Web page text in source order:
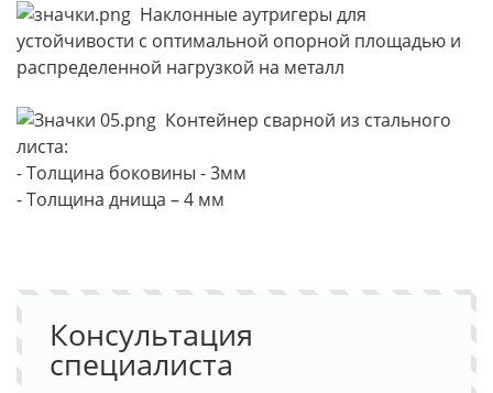
Наклонные аутригеры для
устойчивости с оптимальной опорной площадью и
распределенной нагрузкой на металл
Контейнер сварной из стального
листа:
- Толщина боковины - 3мм
- Толщина днища – 4 мм
Консультация
специалиста